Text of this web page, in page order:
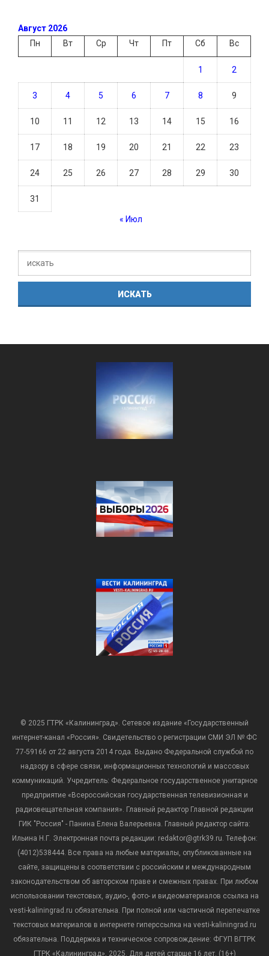
Август 2026
Пн
Вт Ср Чт Пт Сб Вс
1 2
3 4 5 6 7 8 9
10 11 12 13 14 15 16
17 18 19 20 21 22 23
24 25 26 27 28 29 30
31
« Июл
© 2025 ГТРК «Калининград». Сетевое издание «Государственный
интернет-канал «Россия». Свидетельство о регистрации СМИ ЭЛ № ФС
77-59166 от 22 августа 2014 года. Выдано Федеральной службой по
надзору в сфере связи, информационных технологий и массовых
коммуникаций. Учредитель: Федеральное государственное унитарное
предприятие «Всероссийская государственная телевизионная и
радиовещательная компания». Главный редактор Главной редакции
ГИК "Россия" - Панина Елена Валерьевна. Главный редактор сайта:
Ильина Н.Г. Электронная почта редакции: redaktor@gtrk39.ru. Телефон:
(4012)538444. Все права на любые материалы, опубликованные на
сайте, защищены в соответствии с российским и международным
законодательством об авторском праве и смежных правах. При любом
использовании текстовых, аудио-, фото- и видеоматериалов ссылка на
vesti-kaliningrad.ru обязательна. При полной или частичной перепечатке
текстовых материалов в интернете гиперссылка на vesti-kaliningrad.ru
обязательна. Поддержка и техническое сопровождение: ФГУП ВГТРК
ГТРК «Калининград», 2025. Для детей старше 16 лет. (16+)